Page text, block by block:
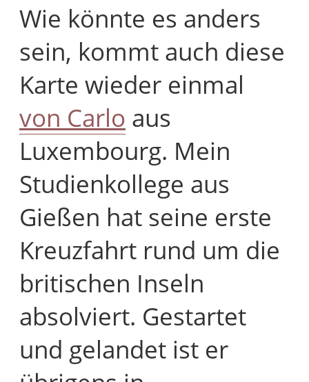
Wie könnte es anders
sein, kommt auch diese
Karte wieder einmal
von Carlo aus
Luxembourg. Mein
Studienkollege aus
Gießen hat seine erste
Kreuzfahrt rund um die
britischen Inseln
absolviert. Gestartet
und gelandet ist er